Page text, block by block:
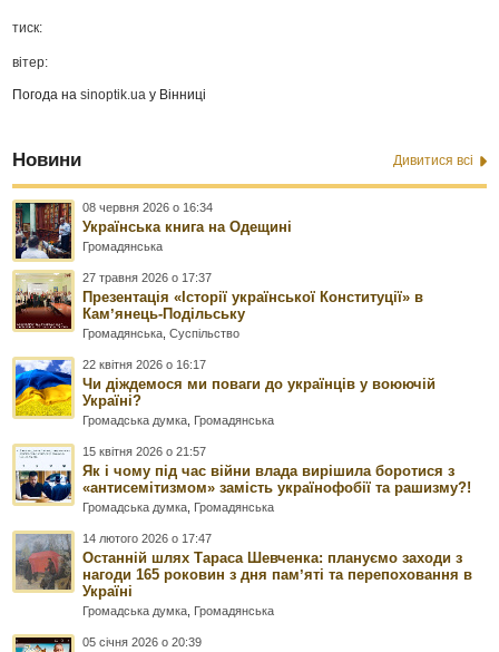
тиск:
вітер:
Погода наsinoptik.ua у Вінниці
Новини Дивитися всі
08 червня 2026 о 16:34
Українська книга на Одещині
Громадянська
27 травня 2026 о 17:37
Презентація «Історії української Конституції» в
Камʼянець-Подільську
Громадянська,Суспільство
22 квітня 2026 о 16:17
Чи діждемося ми поваги до українців у воюючій
Україні?
Громадська думка, Громадянська
15 квітня 2026 о 21:57
Як і чому під час війни влада вирішила боротися з
«антисемітизмом» замість українофобії та рашизму?!
Громадська думка, Громадянська
14 лютого 2026 о 17:47
Останній шлях Тараса Шевченка: плануємо заходи з
нагоди 165 роковин з дня памʼяті та перепоховання в
Україні
Громадська думка, Громадянська
05 січня 2026 о 20:39